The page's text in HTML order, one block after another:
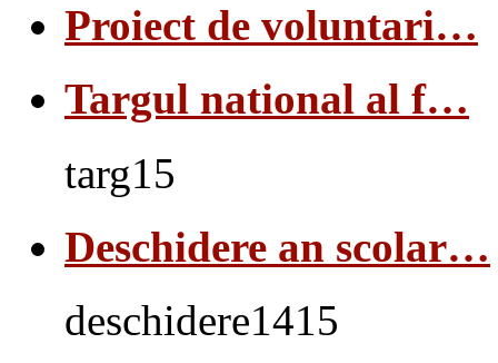
Proiect de voluntari…
Targul national al f…
targ15
Deschidere an scolar…
deschidere1415